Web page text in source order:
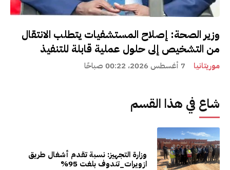
وزير الصحة: إصلاح المستشفيات يتطلب الانتقال
من التشخيص إلى حلول عملية قابلة للتنفيذ
موريتانيا 7 أغسطس 2026، 00:22 صباحًا
شاع في هذا القسم
وزارة التجهيز: نسبة تقدم أشغال طريق
ازويرات_تندوف بلغت 95%